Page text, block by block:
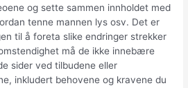
og sette sammen innholdet med
tenne mannen lys osv. Det er
til å foreta slike endringer strekker
må de ikke innebære
sider ved tilbudene eller
inkludert behovene og kravene du